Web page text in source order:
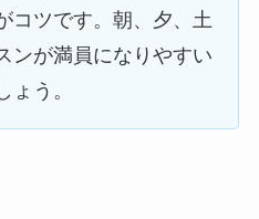
コツです。朝、夕、土
ンが満員になりやすい
ょう。